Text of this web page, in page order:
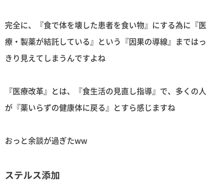
完全に、『食で体を壊した患者を食い物』にする為に『医
療・製薬が結託している』という『因果の導線』まではっ
きり見えてしまうんですよね
『医療改革』とは、『食生活の見直し指導』で、多くの人
が『薬いらずの健康体に戻る』とすら感じますね
おっと余談が過ぎたww
ステルス添加